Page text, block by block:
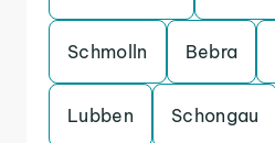
Schmolln Bebra
Lubben Schongau